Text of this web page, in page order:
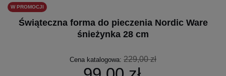
W PROMOCJI
Świąteczna forma do pieczenia Nordic Ware
śnieżynka 28 cm
Cena katalogowa: 229,00 zł